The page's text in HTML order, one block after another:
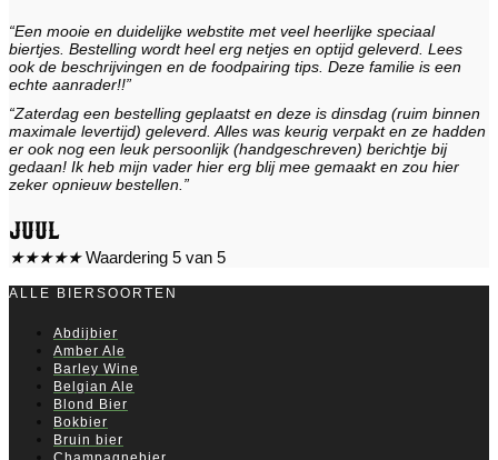
“Een mooie en duidelijke webstite met veel heerlijke speciaal
biertjes. Bestelling wordt heel erg netjes en optijd geleverd. Lees
ook de beschrijvingen en de foodpairing tips. Deze familie is een
echte aanrader!!”
“Zaterdag een bestelling geplaatst en deze is dinsdag (ruim binnen
maximale levertijd) geleverd. Alles was keurig verpakt en ze hadden
er ook nog een leuk persoonlijk (handgeschreven) berichtje bij
gedaan! Ik heb mijn vader hier erg blij mee gemaakt en zou hier
zeker opnieuw bestellen.”
Juul
★★★★★ Waardering 5 van 5
ALLE BIERSOORTEN
Abdijbier
Amber Ale
Barley Wine
Belgian Ale
Blond Bier
Bokbier
Bruin bier